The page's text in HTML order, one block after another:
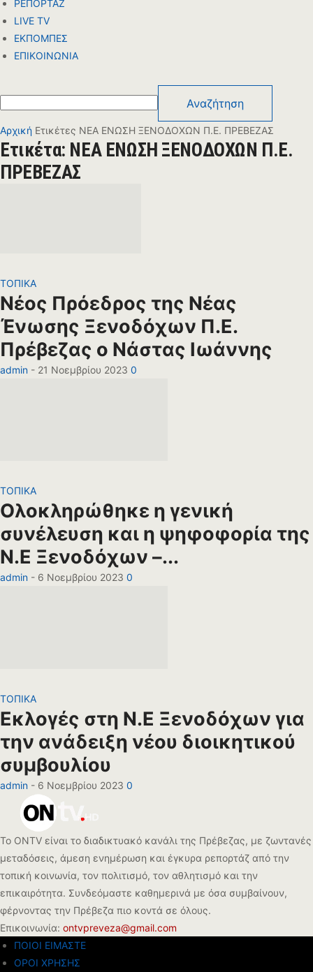
ΡΕΠΟΡΤΑΖ
LIVE TV
ΕΚΠΟΜΠΕΣ
ΕΠΙΚΟΙΝΩΝΙΑ
Αρχική Ετικέτες ΝΕΑ ΕΝΩΣΗ ΞΕΝΟΔΟΧΩΝ Π.Ε. ΠΡΕΒΕΖΑΣ
Ετικέτα: ΝΕΑ ΕΝΩΣΗ ΞΕΝΟΔΟΧΩΝ Π.Ε.
ΠΡΕΒΕΖΑΣ
ΤΟΠΙΚΑ
Νέος Πρόεδρος της Νέας
Ένωσης Ξενοδόχων Π.Ε.
Πρέβεζας ο Νάστας Ιωάννης
admin - 21 Νοεμβρίου 2023 0
ΤΟΠΙΚΑ
Ολοκληρώθηκε η γενική
συνέλευση και η ψηφοφορία της
Ν.Ε Ξενοδόχων –...
admin - 6 Νοεμβρίου 2023 0
ΤΟΠΙΚΑ
Εκλογές στη Ν.Ε Ξενοδόχων για
την ανάδειξη νέου διοικητικού
συμβουλίου
admin - 6 Νοεμβρίου 2023 0
Το ONTV είναι το διαδικτυακό κανάλι της Πρέβεζας, με ζωντανές
μεταδόσεις, άμεση ενημέρωση και έγκυρα ρεπορτάζ από την
τοπική κοινωνία, τον πολιτισμό, τον αθλητισμό και την
επικαιρότητα. Συνδεόμαστε καθημερινά με όσα συμβαίνουν,
φέρνοντας την Πρέβεζα πιο κοντά σε όλους.
Επικοινωνία: ontvpreveza@gmail.com
ΠΟΙΟΙ ΕΙΜΑΣΤΕ
ΟΡΟΙ ΧΡΗΣΗΣ